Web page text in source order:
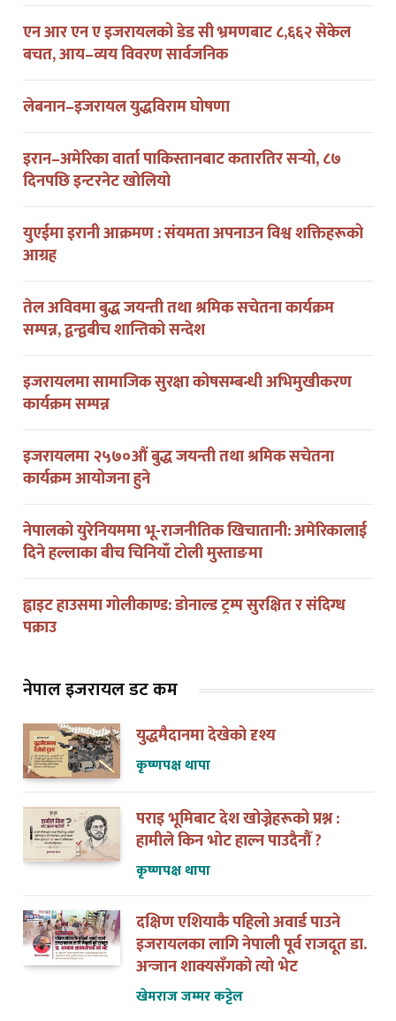
एन आर एन ए इजरायलको डेड सी भ्रमणबाट ८,६६२ सेकेल
बचत, आय–व्यय विवरण सार्वजनिक
लेबनान–इजरायल युद्धविराम घोषणा
इरान–अमेरिका वार्ता पाकिस्तानबाट कतारतिर सर्‍यो, ८७
दिनपछि इन्टरनेट खोलियो
युएईमा इरानी आक्रमण : संयमता अपनाउन विश्व शक्तिहरूको
आग्रह
तेल अविवमा बुद्ध जयन्ती तथा श्रमिक सचेतना कार्यक्रम
सम्पन्न, द्वन्द्वबीच शान्तिको सन्देश
इजरायलमा सामाजिक सुरक्षा कोषसम्बन्धी अभिमुखीकरण
कार्यक्रम सम्पन्न
इजरायलमा २५७०औं बुद्ध जयन्ती तथा श्रमिक सचेतना
कार्यक्रम आयोजना हुने
नेपालको युरेनियममा भू-राजनीतिक खिचातानी: अमेरिकालाई
दिने हल्लाका बीच चिनियाँ टोली मुस्ताङमा
ह्वाइट हाउसमा गोलीकाण्ड: डोनाल्ड ट्रम्प सुरक्षित र संदिग्ध
पक्राउ
नेपाल इजरायल डट कम
युद्धमैदानमा देखेको दृश्य
कृष्णपक्ष थापा
पराइ भूमिबाट देश खोज्नेहरूको प्रश्न :
हामीले किन भोट हाल्न पाउदैनौँ ?
कृष्णपक्ष थापा
दक्षिण एशियाकै पहिलो अवार्ड पाउने
इजरायलका लागि नेपाली पूर्व राजदूत डा.
अन्जान शाक्यसँगको त्यो भेट
खेमराज जम्मर कट्टेल